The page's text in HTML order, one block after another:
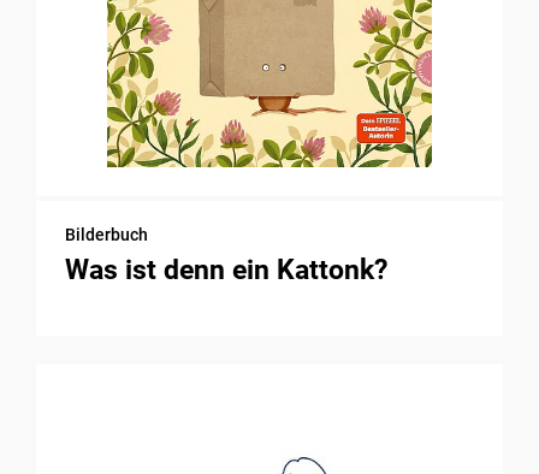
Bilderbuch
Was ist denn ein Kattonk?